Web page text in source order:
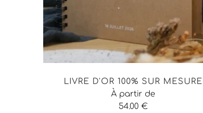
LIVRE D'OR 100% SUR MESURE
À partir de
54.00 €